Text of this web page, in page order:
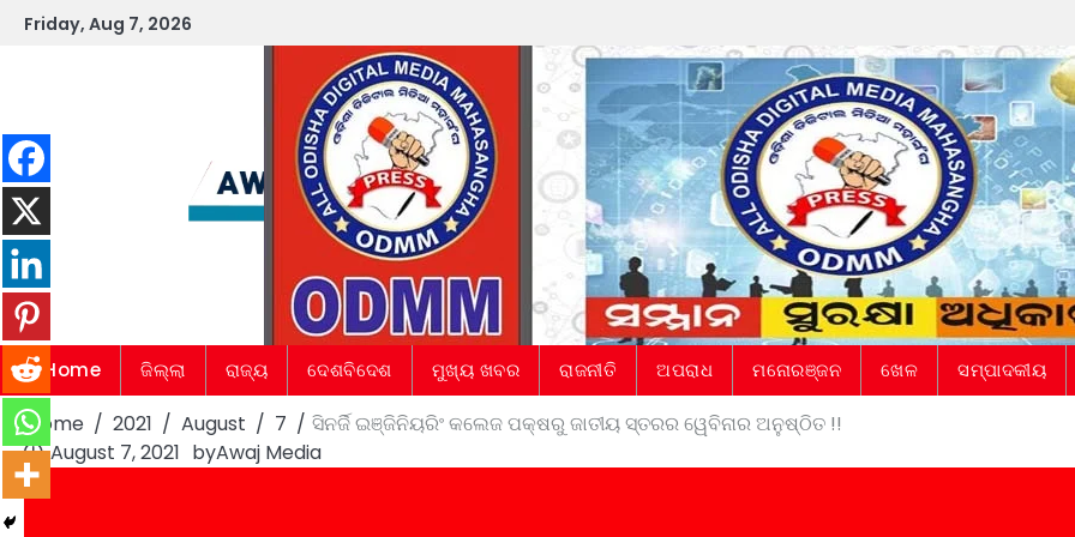
SkipFriday, Aug 7, 2026
Home ଜିଲ୍ଲା ରାଜ୍ୟ ଦେଶବିଦେଶ ମୁଖ୍ୟ ଖବର ରାଜନୀତି ଅପରାଧ ମନୋରଞ୍ଜନ ଖେଳ ସମ୍ପାଦକୀୟ
Home 2021 August 7
ସିନର୍ଜି ଇଞ୍ଜିନିୟରିଂ କଲେଜ ପକ୍ଷରୁ ଜାତୀୟ ସ୍ତରର ୱେବିନାର ଅନୁଷ୍ଠିତ !!
August 7, 2021 byAwaj Media